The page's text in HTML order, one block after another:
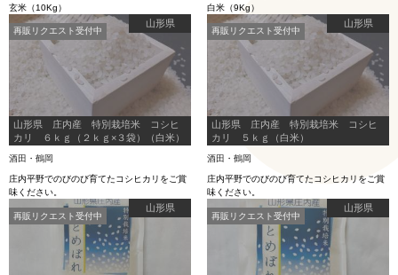
玄米（10Kg）
白米（9Kg）
山形県
山形県 庄内産 特別栽培米 コシヒ
カリ ６ｋｇ（２ｋｇ×３袋）（白米）
酒田・鶴岡
庄内平野でのびのび育てたコシヒカリをご賞
味ください。
再販リクエスト受付中
山形県
山形県 庄内産 特別栽培米 コシヒ
カリ ５ｋｇ（白米）
酒田・鶴岡
庄内平野でのびのび育てたコシヒカリをご賞
味ください。
再販リクエスト受付中
山形県
再販リクエスト受付中
山形県
再販リクエスト受付中